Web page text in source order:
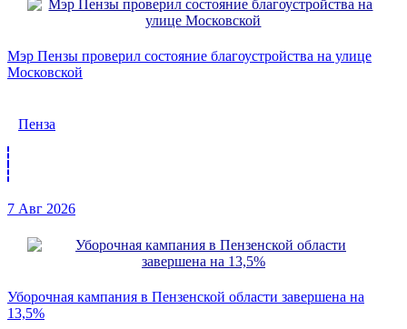
Мэр Пензы проверил состояние благоустройства на улице
Московской
Пенза
7 Авг 2026
Уборочная кампания в Пензенской области завершена на
13,5%